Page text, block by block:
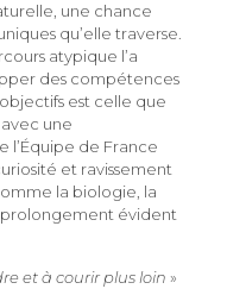
une chance
qu’elle traverse.
atypique l’a
des compétences
est celle que
une
l’Équipe de France
et ravissement
la biologie, la
prolongement évident
et à courir plus loin »